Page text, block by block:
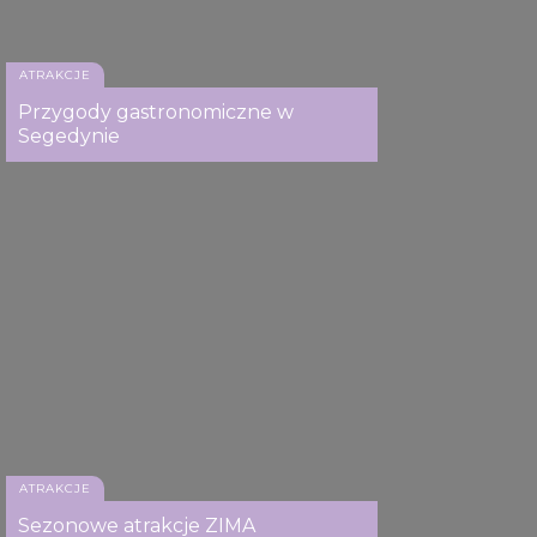
ATRAKCJE
Przygody gastronomiczne w
Segedynie
ATRAKCJE
Sezonowe atrakcje ZIMA